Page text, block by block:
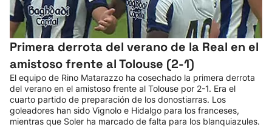
Primera derrota del verano de la Real en el
amistoso frente al Tolouse (2-1)
El equipo de Rino Matarazzo ha cosechado la primera derrota
del verano en el amistoso frente al Tolouse por 2-1. Era el
cuarto partido de preparación de los donostiarras. Los
goleadores han sido Vignolo e Hidalgo para los franceses,
mientras que Soler ha marcado de falta para los blanquiazules.